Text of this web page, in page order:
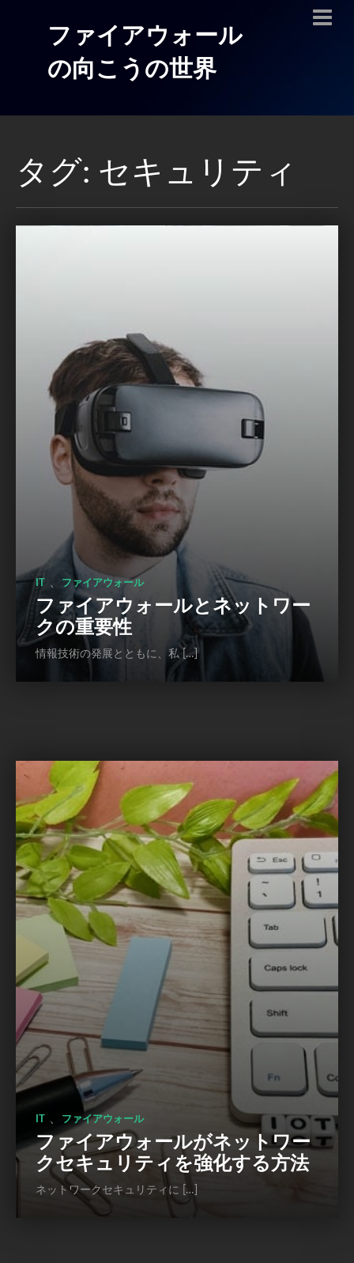
ファイアウォール
の向こうの世界
タグ: セキュリティ
IT 、 ファイアウォール
ファイアウォールとネットワー
クの重要性
情報技術の発展とともに、私 […]
IT ファイアウォール
ファイアウォールがネットワー
クセキュリティを強化する方法
ネットワークセキュリティに […]